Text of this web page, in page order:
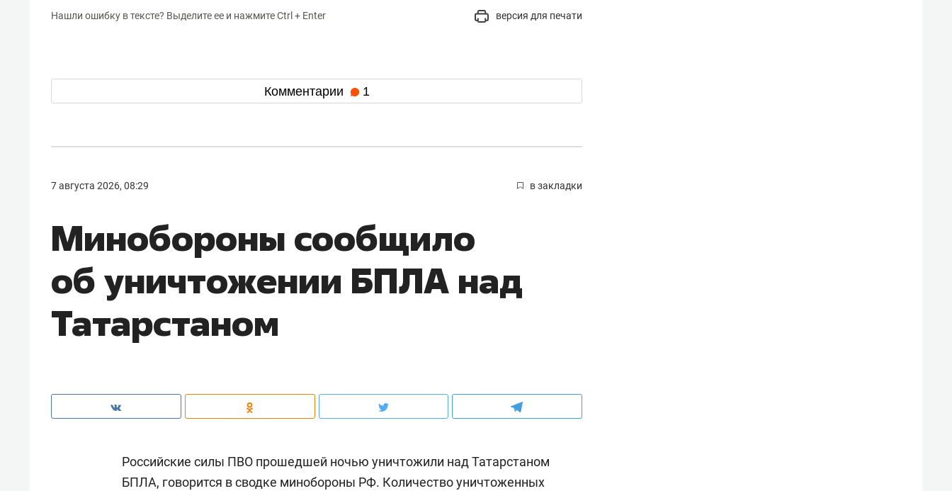
Нашли ошибку в тексте? Выделите ее и нажмите Ctrl + Enter версия для печати
Комментарии 1
7 августа 2026, 08:29 в закладки
Минобороны сообщило
об уничтожении БПЛА над
Татарстаном
Российские силы ПВО прошедшей ночью уничтожили над Татарстаном
БПЛА, говорится в сводке минобороны РФ. Количество уничтоженных